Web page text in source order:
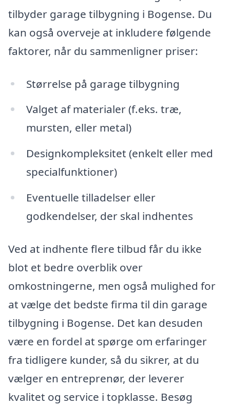
tilbyder garage tilbygning i Bogense. Du
kan også overveje at inkludere følgende
faktorer, når du sammenligner priser:
Størrelse på garage tilbygning
Valget af materialer (f.eks. træ,
mursten, eller metal)
Designkompleksitet (enkelt eller med
specialfunktioner)
Eventuelle tilladelser eller
godkendelser, der skal indhentes
Ved at indhente flere tilbud får du ikke
blot et bedre overblik over
omkostningerne, men også mulighed for
at vælge det bedste firma til din garage
tilbygning i Bogense. Det kan desuden
være en fordel at spørge om erfaringer
fra tidligere kunder, så du sikrer, at du
vælger en entreprenør, der leverer
kvalitet og service i topklasse. Besøg